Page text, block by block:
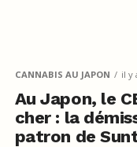
CANNABIS AU JAPON il y
Au Japon, le
cher : la
patron de